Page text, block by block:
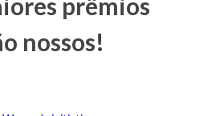
nossos!